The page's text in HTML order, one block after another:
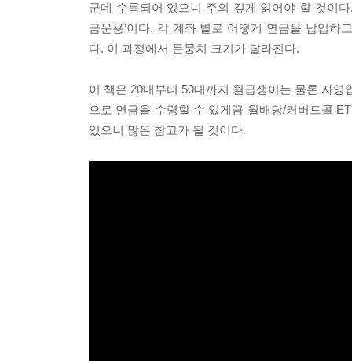
군데 수록되어 있으니 주의 깊게 읽어야 할 것이
금운용’이다. 각 계좌 별로 어떻게 연금을 납입하
다. 이 과정에서 돈뭉치 크기가 달라진다.
이 책은 20대부터 50대까지 월급쟁이는 물론 자
으로 연금을 수령할 수 있게끔 월배당/커버드콜
있으니 많은 참고가 될 것이다.